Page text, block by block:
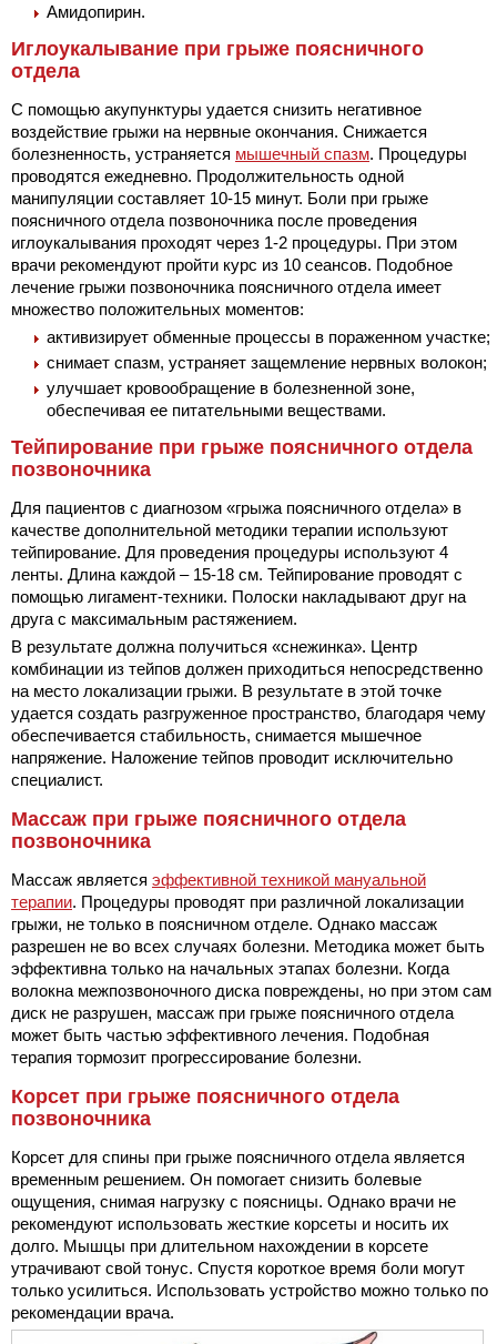
Амидопирин.
Иглоукалывание при грыже поясничного
отдела
С помощью акупунктуры удается снизить негативное
воздействие грыжи на нервные окончания. Снижается
болезненность, устраняется мышечный спазм. Процедуры
проводятся ежедневно. Продолжительность одной
манипуляции составляет 10-15 минут. Боли при грыже
поясничного отдела позвоночника после проведения
иглоукалывания проходят через 1-2 процедуры. При этом
врачи рекомендуют пройти курс из 10 сеансов. Подобное
лечение грыжи позвоночника поясничного отдела имеет
множество положительных моментов:
активизирует обменные процессы в пораженном участке;
снимает спазм, устраняет защемление нервных волокон;
улучшает кровообращение в болезненной зоне,
обеспечивая ее питательными веществами.
Тейпирование при грыже поясничного отдела
позвоночника
Для пациентов с диагнозом «грыжа поясничного отдела» в
качестве дополнительной методики терапии используют
тейпирование. Для проведения процедуры используют 4
ленты. Длина каждой – 15-18 см. Тейпирование проводят с
помощью лигамент-техники. Полоски накладывают друг на
друга с максимальным растяжением.
В результате должна получиться «снежинка». Центр
комбинации из тейпов должен приходиться непосредственно
на место локализации грыжи. В результате в этой точке
удается создать разгруженное пространство, благодаря чему
обеспечивается стабильность, снимается мышечное
напряжение. Наложение тейпов проводит исключительно
специалист.
Массаж при грыже поясничного отдела
позвоночника
Массаж является эффективной техникой мануальной
терапии. Процедуры проводят при различной локализации
грыжи, не только в поясничном отделе. Однако массаж
разрешен не во всех случаях болезни. Методика может быть
эффективна только на начальных этапах болезни. Когда
волокна межпозвоночного диска повреждены, но при этом сам
диск не разрушен, массаж при грыже поясничного отдела
может быть частью эффективного лечения. Подобная
терапия тормозит прогрессирование болезни.
Корсет при грыже поясничного отдела
позвоночника
Корсет для спины при грыже поясничного отдела является
временным решением. Он помогает снизить болевые
ощущения, снимая нагрузку с поясницы. Однако врачи не
рекомендуют использовать жесткие корсеты и носить их
долго. Мышцы при длительном нахождении в корсете
утрачивают свой тонус. Спустя короткое время боли могут
только усилиться. Использовать устройство можно только по
рекомендации врача.